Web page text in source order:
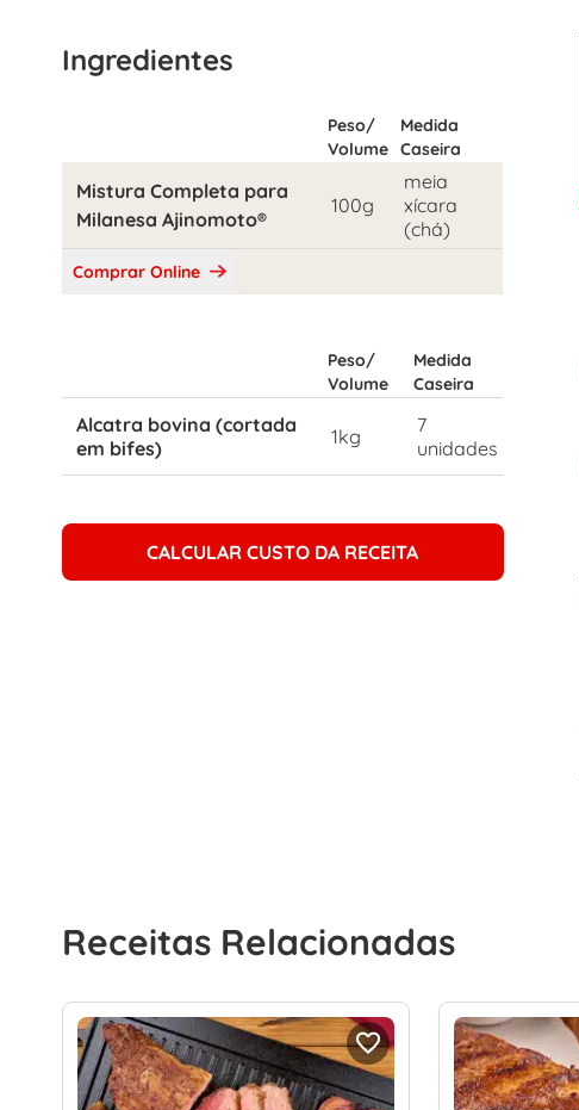
Ingredientes
Peso/
Volume
Medida
Caseira
Mistura Completa para
Milanesa Ajinomoto®
100g
meia
xícara
(chá)
Comprar Online
Peso/
Volume
Medida
Caseira
Alcatra bovina (cortada
em bifes)
1kg
7
unidades
CALCULAR CUSTO DA RECEITA
Receitas Relacionadas